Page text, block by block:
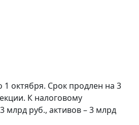
октября. Срок продлен на 3
К налоговому
млрд руб., активов – 3 млрд